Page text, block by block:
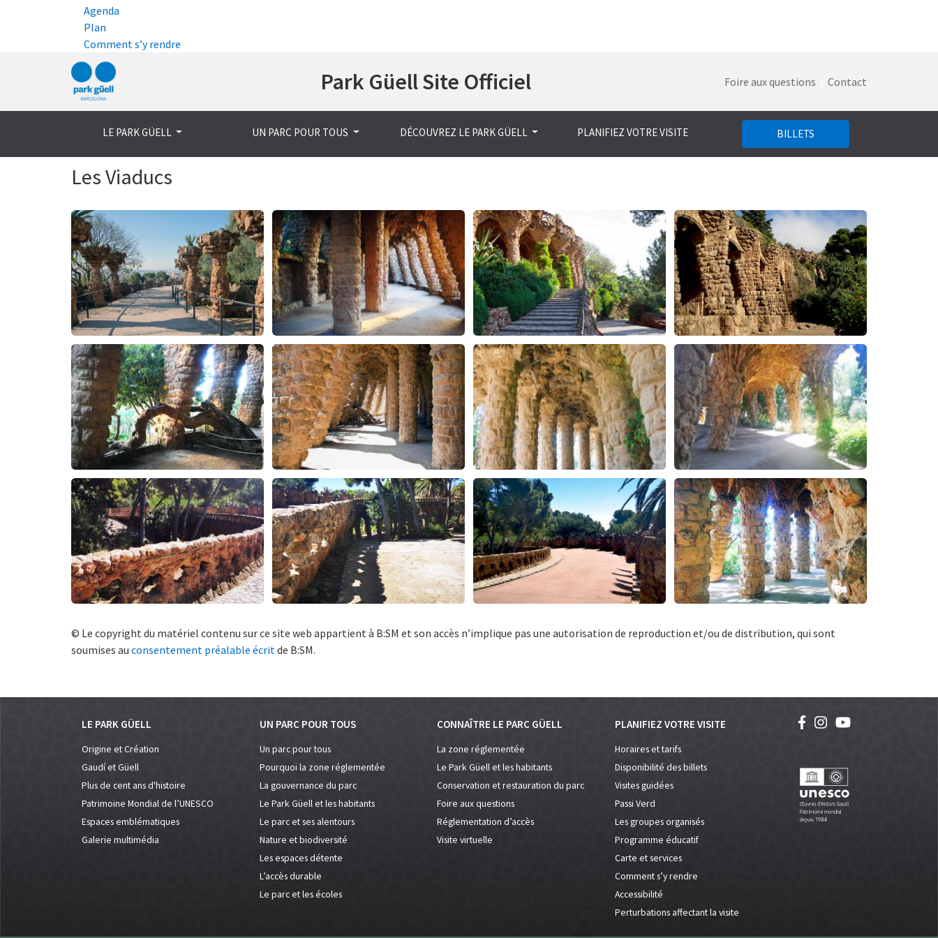
Agenda
Plan
Comment s’y rendre
au
principal
Park Güell Site Officiel Foire aux questions Contact
LE PARK GÜELL UN PARC POUR TOUS DÉCOUVREZ LE PARK GÜELL PLANIFIEZ VOTRE VISITE BILLETS
Les Viaducs
© Le copyright du matériel contenu sur ce site web appartient à B:SM et son accès n’implique pas une autorisation de reproduction et/ou de distribution, qui sont
soumises au consentement préalable écritde B:SM.
LE PARK GÜELL
Origine et Création
Gaudí et Güell
Plus de cent ans d'histoire
Patrimoine Mondial de l’UNESCO
Espaces emblématiques
Galerie multimédia
UN PARC POUR TOUS
Un parc pour tous
Pourquoi la zone réglementée
La gouvernance du parc
Le Park Güell et les habitants
Le parc et ses alentours
Nature et biodiversité
Les espaces détente
L’accès durable
Le parc et les écoles
CONNAÎTRE LE PARC GÜELL
La zone réglementée
Le Park Güell et les habitants
Conservation et restauration du parc
Foire aux questions
Réglementation d’accès
Visite virtuelle
PLANIFIEZ VOTRE VISITE
Horaires et tarifs
Disponibilité des billets
Visites guidées
Passi Verd
Les groupes organisés
Programme éducatif
Carte et services
Comment s’y rendre
Accessibilité
Perturbations affectant la visite